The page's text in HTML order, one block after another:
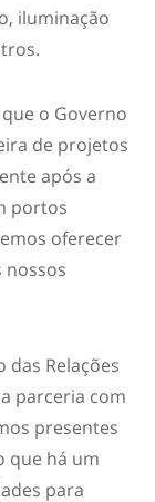
iluminação
o Governo
de projetos
após a
portos
oferecer
nossos
Relações
parceria com
presentes
que há um
para